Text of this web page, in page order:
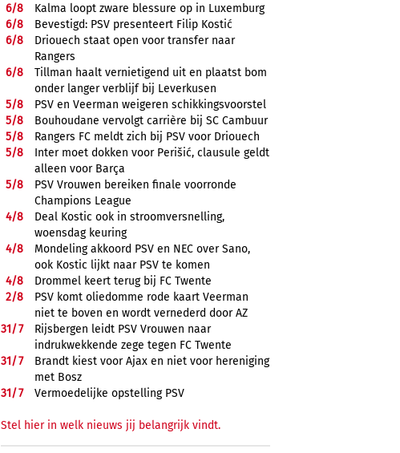
6/8
Kalma loopt zware blessure op in Luxemburg
6/8
Bevestigd: PSV presenteert Filip Kostić
6/8
Driouech staat open voor transfer naar
Rangers
6/8
Tillman haalt vernietigend uit en plaatst bom
onder langer verblijf bij Leverkusen
5/8
PSV en Veerman weigeren schikkingsvoorstel
5/8
Bouhoudane vervolgt carrière bij SC Cambuur
5/8
Rangers FC meldt zich bij PSV voor Driouech
5/8
Inter moet dokken voor Perišić, clausule geldt
alleen voor Barça
5/8
PSV Vrouwen bereiken finale voorronde
Champions League
4/8
Deal Kostic ook in stroomversnelling,
woensdag keuring
4/8
Mondeling akkoord PSV en NEC over Sano,
ook Kostic lijkt naar PSV te komen
4/8
Drommel keert terug bij FC Twente
2/8
PSV komt oliedomme rode kaart Veerman
niet te boven en wordt vernederd door AZ
31/7
Rijsbergen leidt PSV Vrouwen naar
indrukwekkende zege tegen FC Twente
31/7
Brandt kiest voor Ajax en niet voor hereniging
met Bosz
31/7 Vermoedelijke opstelling PSV
Stel hier in welk nieuws jij belangrijk vindt.